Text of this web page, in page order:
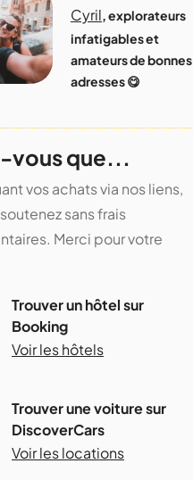
Cyril, explorateurs
infatigables et
amateurs de bonnes
adresses 😋
vous que...
vos achats via nos liens,
sans frais
Merci pour votre
Trouver un hôtel sur
Booking
Voir les hôtels
Trouver une voiture sur
DiscoverCars
Voir les locations